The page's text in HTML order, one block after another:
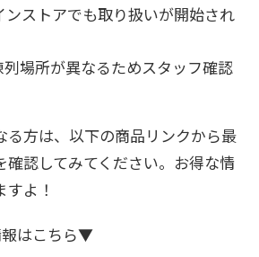
ンストアでも取り扱いが開始され
列場所が異なるためスタッフ確認
る方は、以下の商品リンクから最
確認してみてください。お得な情
よ！
はこちら▼